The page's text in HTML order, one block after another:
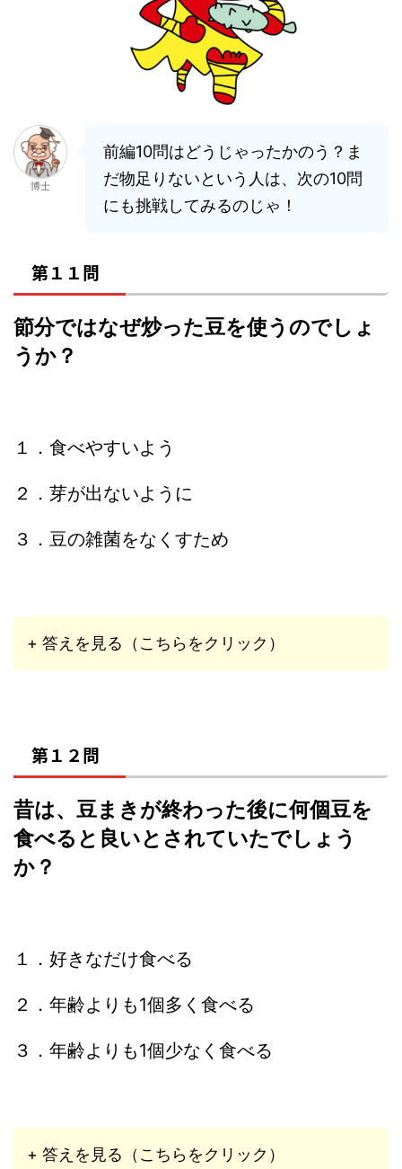
博士
前編10問はどうじゃったかのう？ま
だ物足りないという人は、次の10問
にも挑戦してみるのじゃ！
第１１問
節分ではなぜ炒った豆を使うのでしょ
うか？
１．食べやすいよう
２．芽が出ないように
３．豆の雑菌をなくすため
+ 答えを見る（こちらをクリック）
第１２問
昔は、豆まきが終わった後に何個豆を
食べると良いとされていたでしょう
か？
１．好きなだけ食べる
２．年齢よりも1個多く食べる
３．年齢よりも1個少なく食べる
+ 答えを見る（こちらをクリック）